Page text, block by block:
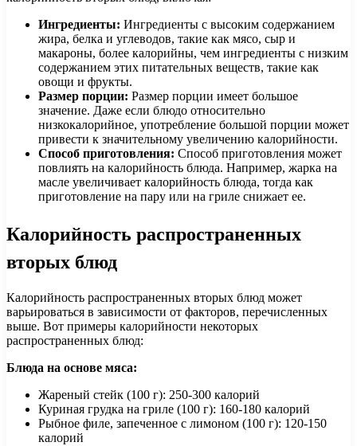
Ингредиенты: Ингредиенты с высоким содержанием
жира, белка и углеводов, такие как мясо, сыр и
макароны, более калорийны, чем ингредиенты с низким
содержанием этих питательных веществ, такие как
овощи и фрукты.
Размер порции: Размер порции имеет большое
значение. Даже если блюдо относительно
низкокалорийное, употребление большой порции может
привести к значительному увеличению калорийности.
Способ приготовления: Способ приготовления может
повлиять на калорийность блюда. Например, жарка на
масле увеличивает калорийность блюда, тогда как
приготовление на пару или на гриле снижает ее.
Калорийность распространенных
вторых блюд
Калорийность распространенных вторых блюд может
варьироваться в зависимости от факторов, перечисленных
выше. Вот примеры калорийности некоторых
распространенных блюд:
Блюда на основе мяса:
Жареный стейк (100 г): 250-300 калорий
Куриная грудка на гриле (100 г): 160-180 калорий
Рыбное филе, запеченное с лимоном (100 г): 120-150
калорий